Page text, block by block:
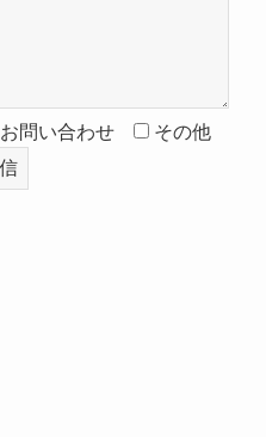
お問い合わせ その他